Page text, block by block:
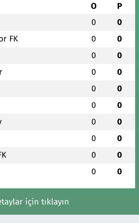
O P
0 0
FK 0 0
0 0
0 0
0 0
0 0
0 0
0 0
0 0
0 0
için tıklayın